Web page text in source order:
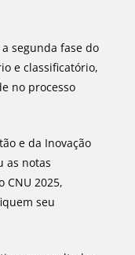
segunda fase do
e classificatório,
no processo
e da Inovação
as notas
CNU 2025,
seu